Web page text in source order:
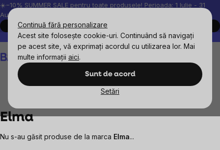
Continuă fără personalizare
Acest site folosește cookie-uri. Continuând să navigați
pe acest site, vă exprimați acordul cu utilizarea lor. Mai
multe informații aici.
Sunt de acord
Setări
Treci
la
conținut
☀️−10% SUMMER SALE pentru toate produsele! Perioada: 1 Iulie - 31
August, 2026.
Cumpără acum
Peste 200.000 de recenzii verificate
Produsele noastre sunt
Coş
de
Elma
Nu s-au găsit produse de la marca Elma...